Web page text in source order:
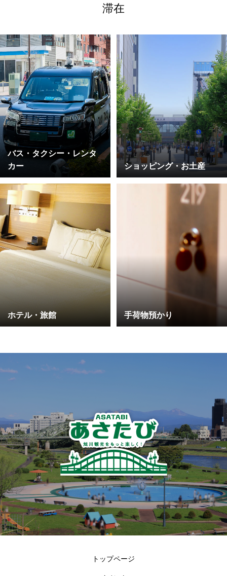
滞在
バス・タクシー・レンタ
カー
ショッピング・お土産
ホテル・旅館 手荷物預かり
トップページ